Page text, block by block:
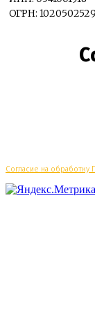
ОГРН:
Согласие на обработку